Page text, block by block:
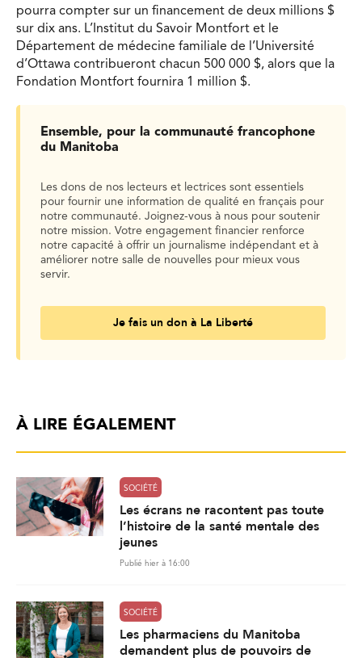
pourra compter sur un financement de deux millions $
sur dix ans. L’Institut du Savoir Montfort et le
Département de médecine familiale de l’Université
d’Ottawa contribueront chacun 500 000 $, alors que la
Fondation Montfort fournira 1 million $.
Ensemble, pour la communauté francophone
du Manitoba
Les dons de nos lecteurs et lectrices sont essentiels
pour fournir une information de qualité en français pour
notre communauté. Joignez-vous à nous pour soutenir
notre mission. Votre engagement financier renforce
notre capacité à offrir un journalisme indépendant et à
améliorer notre salle de nouvelles pour mieux vous
servir.
Je fais un don à La Liberté
À LIRE ÉGALEMENT
SOCIÉTÉ
Les écrans ne racontent pas toute
l’histoire de la santé mentale des
jeunes
Publié hier à 16:00
SOCIÉTÉ
Les pharmaciens du Manitoba
demandent plus de pouvoirs de